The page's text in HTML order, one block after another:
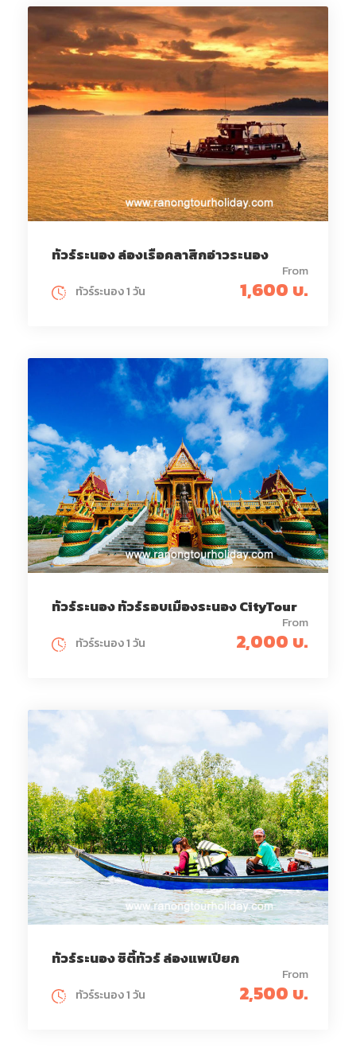
ทัวร์ระนอง ล่องเรือคลาสิกอ่าวระนอง
From
1,600 บ.
ทัวร์ระนอง 1 วัน
ทัวร์ระนอง ทัวร์รอบเมืองระนอง CityTour
From
2,000 บ.
ทัวร์ระนอง 1 วัน
ทัวร์ระนอง ซิติ้ทัวร์ ล่องแพเปียก
From
2,500 บ.
ทัวร์ระนอง 1 วัน